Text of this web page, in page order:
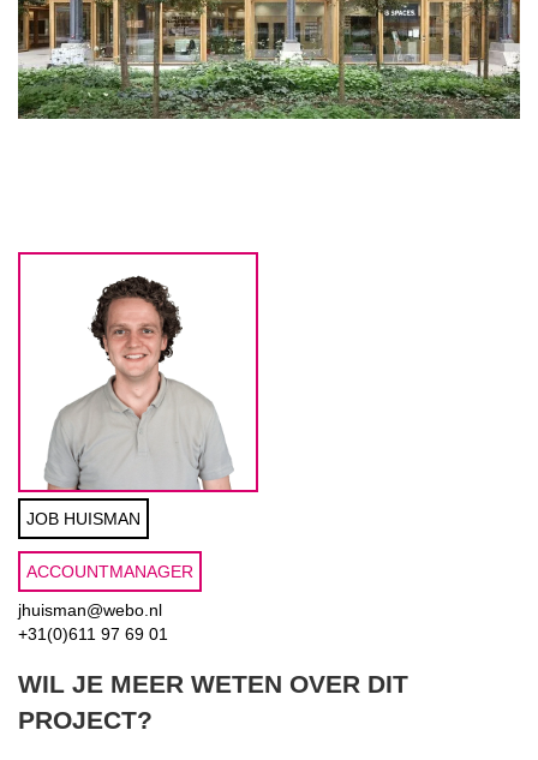
JOB HUISMAN
ACCOUNTMANAGER
jhuisman@webo.nl
+31(0)611 97 69 01
WIL JE MEER WETEN OVER DIT
PROJECT?